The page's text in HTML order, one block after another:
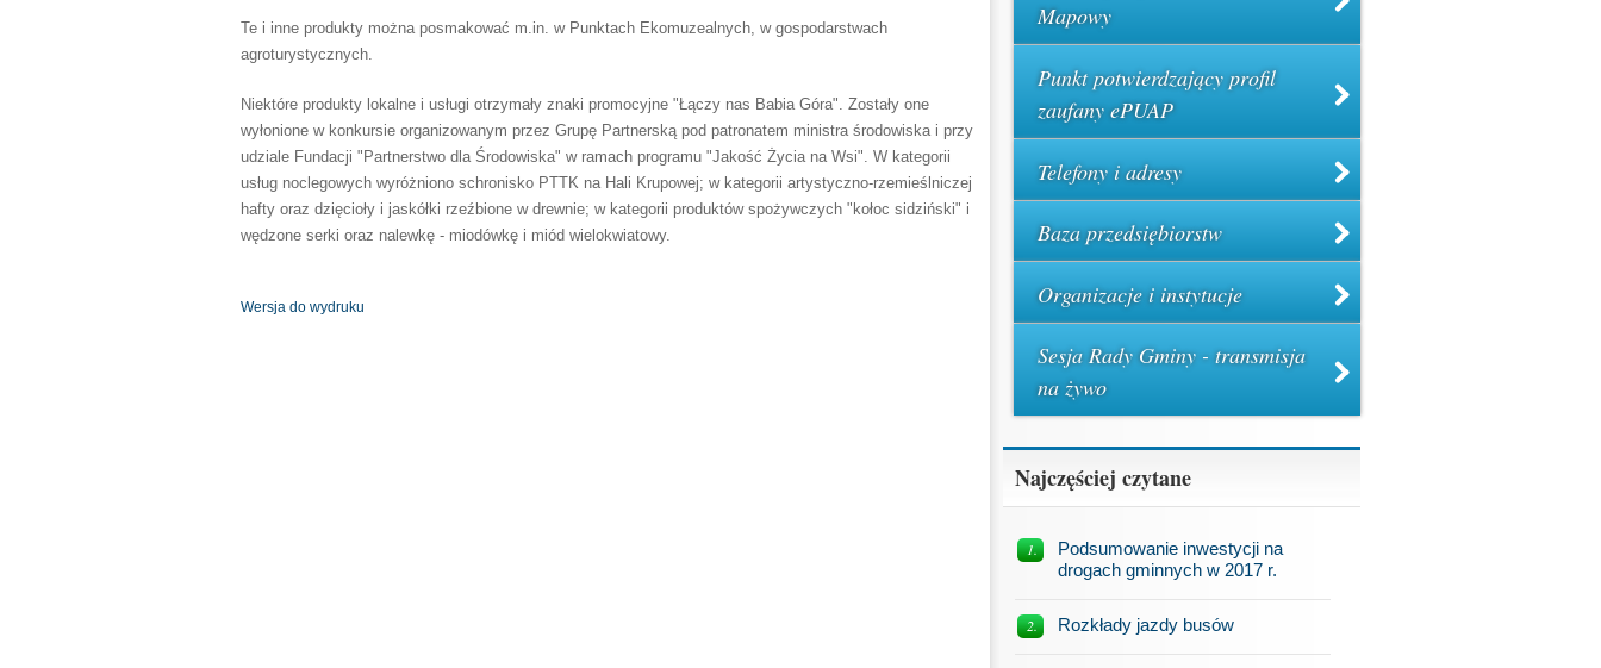
Te i inne produkty można posmakować m.in. w Punktach Ekomuzealnych, w gospodarstwach
agroturystycznych.
Niektóre produkty lokalne i usługi otrzymały znaki promocyjne "Łączy nas Babia Góra". Zostały one
wyłonione w konkursie organizowanym przez Grupę Partnerską pod patronatem ministra środowiska i przy
udziale Fundacji "Partnerstwo dla Środowiska" w ramach programu "Jakość Życia na Wsi". W kategorii
usług noclegowych wyróżniono schronisko PTTK na Hali Krupowej; w kategorii artystyczno-rzemieślniczej
hafty oraz dzięcioły i jaskółki rzeźbione w drewnie; w kategorii produktów spożywczych "kołoc sidziński" i
wędzone serki oraz nalewkę - miodówkę i miód wielokwiatowy.
Wersja do wydruku
Mapowy
Punkt potwierdzający profil
zaufany ePUAP
Telefony i adresy
Baza przedsiębiorstw
Organizacje i instytucje
Sesja Rady Gminy - transmisja
na żywo
Najczęściej czytane
Podsumowanie inwestycji na
drogach gminnych w 2017 r.
Rozkłady jazdy busów